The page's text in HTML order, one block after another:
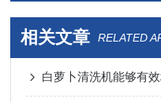
相关文章 RELATED
白萝卜清洗机能够有